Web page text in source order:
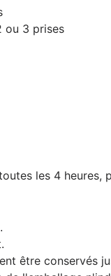
ou 3 prises
les 4 heures,
être conservés